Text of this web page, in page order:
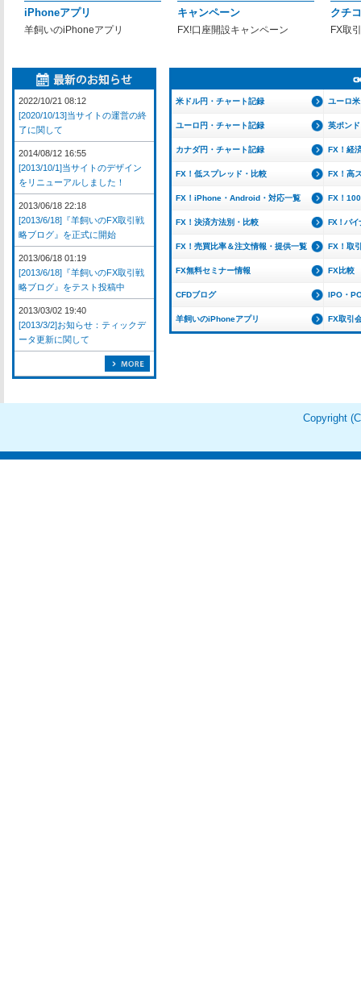
iPhoneアプリ
羊飼いのiPhoneアプリ
キャンペーン
FX!口座開設キャンペーン
クチ
FX取
米ドル円・チャート記録 ユーロ
ユーロ円・チャート記録 英ポン
カナダ円・チャート記録 FX！経
FX！低スプレッド・比較 FX！高
FX！iPhone・Android・対応一覧 FX！
FX！決済方法別・比較 FX！バイ
FX！売買比率＆注文情報・提供一覧 FX！取
FX無料セミナー情報 FX比較
CFDブログ IPO・
羊飼いのiPhoneアプリ FX取引
2022/10/21 08:12
[2020/10/13]当サイトの運営の終
了に関して
2014/08/12 16:55
[2013/10/1]当サイトのデザイン
をリニューアルしました！
2013/06/18 22:18
[2013/6/18]『羊飼いのFX取引戦
略ブログ』を正式に開始
2013/06/18 01:19
[2013/6/18]『羊飼いのFX取引戦
略ブログ』をテスト投稿中
2013/03/02 19:40
[2013/3/2]お知らせ：ティックデ
ータ更新に関して
Copyright